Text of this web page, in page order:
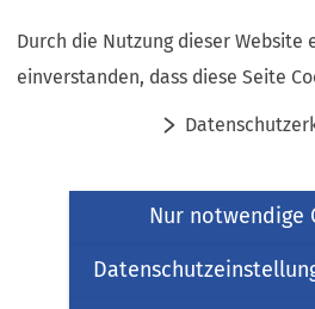
Durch die Nutzung dieser
einverstanden, dass diese Seite
Nur notwendige
Inhalt anspringen